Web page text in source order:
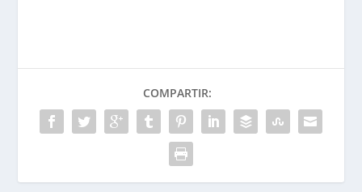
COMPARTIR: